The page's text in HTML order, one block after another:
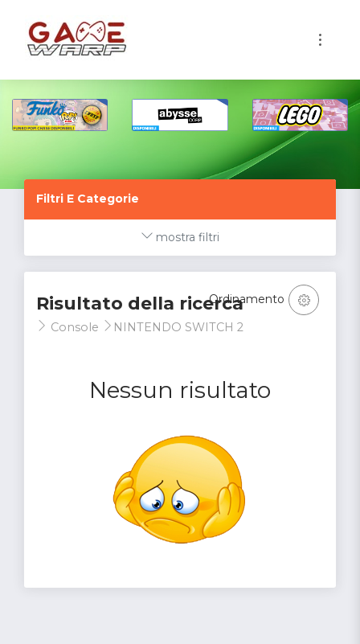
Filtri E Categorie
mostra filtri
Risultato della ricerca
Console NINTENDO SWITCH 2
Nessun risultato
Ordinamento